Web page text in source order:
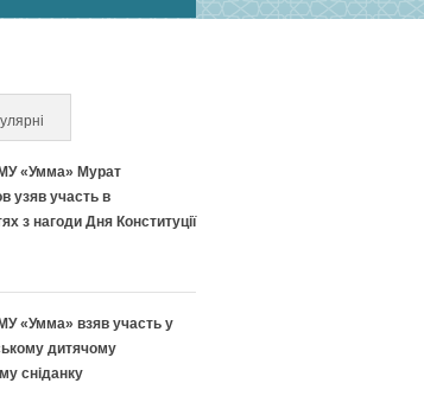
«Умма» Мурат
узяв участь в
з нагоди Дня Конституції
«Умма» взяв участь у
дитячому
сніданку